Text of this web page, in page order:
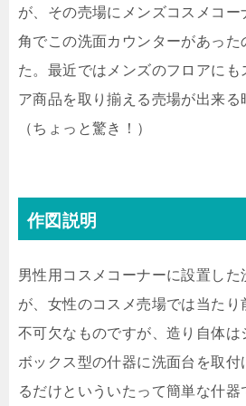
が、その売場にメンズコスメコー
角でこの洗面カウンターがあった
た。最近ではメンズのフロアにも
ア商品を取り揃える売場が出来る
（ちょっと驚き！）
作図説明
男性用コスメコーナーに設置した
が、女性のコスメ売場では当たり
不可欠なものですが、造り自体は
ボックス型の什器に洗面台を取付
るだけといういたって簡単な什器